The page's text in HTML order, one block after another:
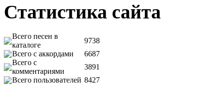
Статистика сайта
Всего песен в
каталоге
9738
Всего с аккордами
6687
Всего с
комментариями
3891
Всего пользователей 8427